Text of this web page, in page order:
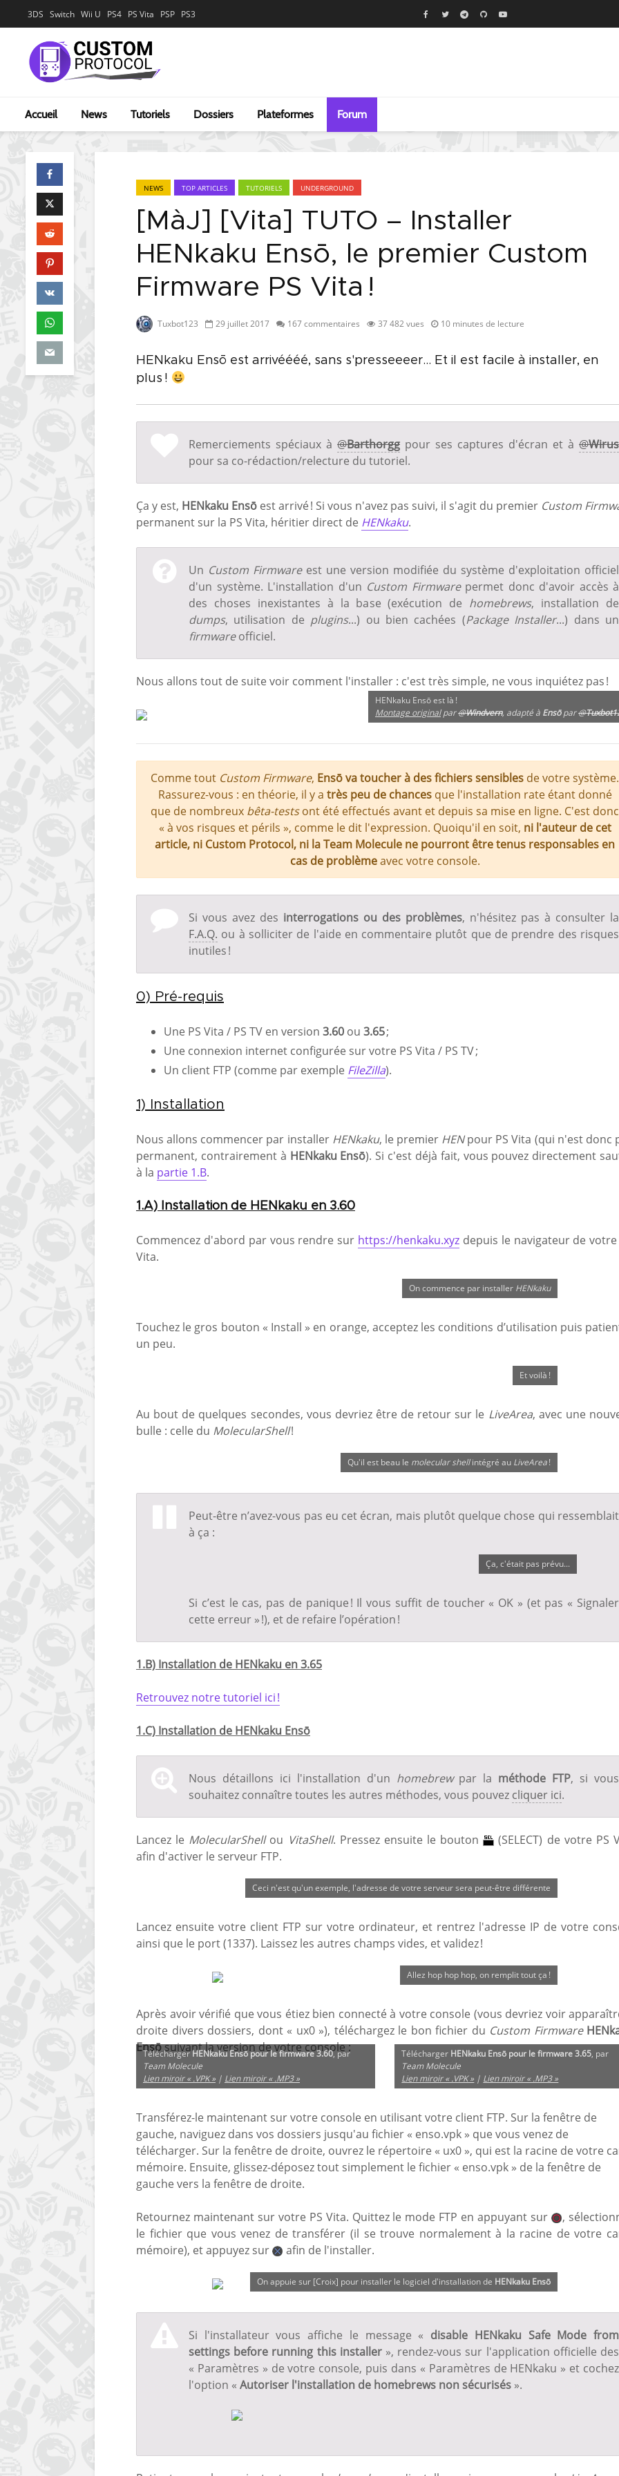
3DS Switch Wii U PS4 PS Vita PSP PS3
Accueil News Tutoriels Dossiers Plateformes Forum
NEWS TOP ARTICLES TUTORIELS UNDERGROUND
[MàJ] [Vita] TUTO – Installer
HENkaku Ensō, le premier Custom
Firmware PS Vita !
Tuxbot123 29 juillet 2017 167 commentaires 37 482 vues 10 minutes de lecture
HENkaku Ensō est arrivéééé, sans s'presseeeer... Et il est facile à installer, en
plus !
Remerciements spéciaux à @Barthorgg pour ses captures d'écran et à @Wirus
pour sa co-rédaction/relecture du tutoriel.
Ça y est, HENkaku Ensō est arrivé ! Si vous n'avez pas suivi, il s'agit du premier Custom
permanent sur la PS Vita, héritier direct de HENkaku.
Un Custom Firmwareest une version modifiée du système d'exploitation officiel
d'un système. L'installation d'un Custom Firmwarepermet donc d'avoir accès à
des choses inexistantes à la base (exécution de homebrews, installation de
dumps, utilisation de plugins...) ou bien cachées (Package Installer...) dans un
firmwareofficiel.
Nous allons tout de suite voir comment l'installer : c'est très simple, ne vous inquiétez pas !
HENkaku Ensō est là !
Montage originalpar@Windvern, adapté à Ensōpar@
Comme tout Custom Firmware, Ensō va toucher à des fichiers sensibles de votre système.
Rassurez-vous : en théorie, il y a très peu de chancesque l'installation rate étant donné
que de nombreux bêta-testsont été effectués avant et depuis sa mise en ligne. C'est donc
« à vos risques et périls », comme le dit l'expression. Quoiqu'il en soit, ni l'auteur de cet
article, ni Custom Protocol, ni la Team Molecule ne pourront être tenus responsables en
cas de problèmeavec votre console.
Si vous avez des interrogations ou des problèmes, n'hésitez pas à consulter la
F.A.Q. ou à solliciter de l'aide en commentaire plutôt que de prendre des risques
inutiles !
0) Pré-requis
Une PS Vita / PS TV en version 3.60 ou 3.65;
Une connexion internet configurée sur votre PS Vita / PS TV ;
Un client FTP (comme par exemple FileZilla).
1) Installation
Nous allons commencer par installer HENkaku, le premier HENpour PS Vita (qui n'est donc
permanent, contrairement à HENkaku Ensō). Si c'est déjà fait, vous pouvez directement
à la partie 1.B.
1.A) Installation de HENkaku en 3.60
Commencez d'abord par vous rendre sur https://henkaku.xyz depuis le navigateur de votre
Vita.
On commence par installer HENkaku
Touchez le gros bouton « Install » en orange, acceptez les conditions d’utilisation puis
un peu.
Et voilà !
Au bout de quelques secondes, vous devriez être de retour sur le LiveArea, avec une
bulle : celle du MolecularShell!
Qu'il est beau le molecular shellintégré au LiveArea!
Peut-être n’avez-vous pas eu cet écran, mais plutôt quelque chose qui ressemblait
à ça :
Ça, c'était pas prévu...
Si c’est le cas, pas de panique ! Il vous suffit de toucher « OK » (et pas « Signaler
cette erreur » !), et de refaire l’opération !
1.B) Installation de HENkaku en 3.65
Retrouvez notre tutoriel ici !
1.C) Installation de HENkaku Ensō
Nous détaillons ici l'installation d'un homebrewpar la méthode FTP, si vous
souhaitez connaître toutes les autres méthodes, vous pouvez cliquer ici.
Lancez le MolecularShellou VitaShell. Pressez ensuite le bouton
(SELECT) de votre PS
afin d'activer le serveur FTP.
Ceci n'est qu'un exemple, l'adresse de votre serveur sera peut-être différente
Lancez ensuite votre client FTP sur votre ordinateur, et rentrez l'adresse IP de votre
ainsi que le port (1337). Laissez les autres champs vides, et validez !
Allez hop hop hop, on remplit tout ça !
Après avoir vérifié que vous étiez bien connecté à votre console (vous devriez voir
droite divers dossiers, dont « ux0 »), téléchargez le bon fichier du Custom Firmware
Ensōsuivant la version de votre console :
TéléchargerHENkaku Ensō pour le firmware 3.60, par
Team Molecule
Lien miroir « .VPK » | Lien miroir « .MP3 »
Télécharger HENkaku Ensō pour le firmware 3.65, par
Team Molecule
Lien miroir « .VPK » | Lien miroir « .MP3 »
Transférez-le maintenant sur votre console en utilisant votre client FTP. Sur la fenêtre de
gauche, naviguez dans vos dossiers jusqu'au fichier « enso.vpk » que vous venez de
télécharger. Sur la fenêtre de droite, ouvrez le répertoire « ux0 », qui est la racine de votre
mémoire. Ensuite, glissez-déposez tout simplement le fichier « enso.vpk » de la fenêtre de
gauche vers la fenêtre de droite.
Retournez maintenant sur votre PS Vita. Quittez le mode FTP en appuyant sur
,
le fichier que vous venez de transférer (il se trouve normalement à la racine de votre
mémoire), et appuyez sur
afin de l'installer.
On appuie sur [Croix] pour installer le logiciel d'installation de HENkaku Ensō
Si l'installateur vous affiche le message « disable HENkaku Safe Mode from
settings before running this installer», rendez-vous sur l'application officielle des
« Paramètres » de votre console, puis dans « Paramètres de HENkaku » et cochez
l'option « Autoriser l'installation de homebrews non sécurisés ».